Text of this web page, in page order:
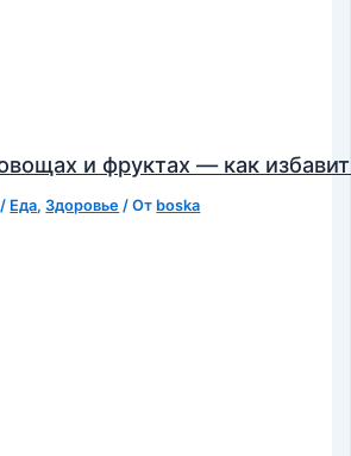
и фруктах — как
/ Еда,Здоровье / От boska